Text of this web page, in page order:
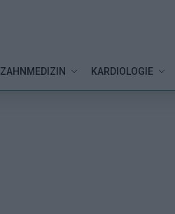
ZAHNMEDIZIN KARDIOLOGIE